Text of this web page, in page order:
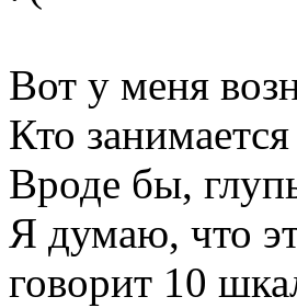
Вот у меня
Кто
Вроде бы,
Я думаю, что
говорит 10